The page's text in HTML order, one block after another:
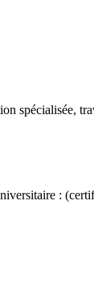
spécialisée,
: